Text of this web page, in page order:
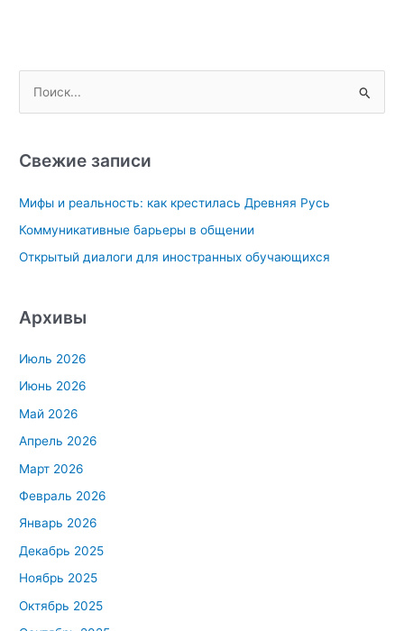
с
:
Свежие записи
Мифы и реальность: как крестилась Древняя Русь
Коммуникативные барьеры в общении
Открытый диалоги для иностранных обучающихся
Архивы
Июль 2026
Июнь 2026
Май 2026
Апрель 2026
Март 2026
Февраль 2026
Январь 2026
Декабрь 2025
Ноябрь 2025
Октябрь 2025